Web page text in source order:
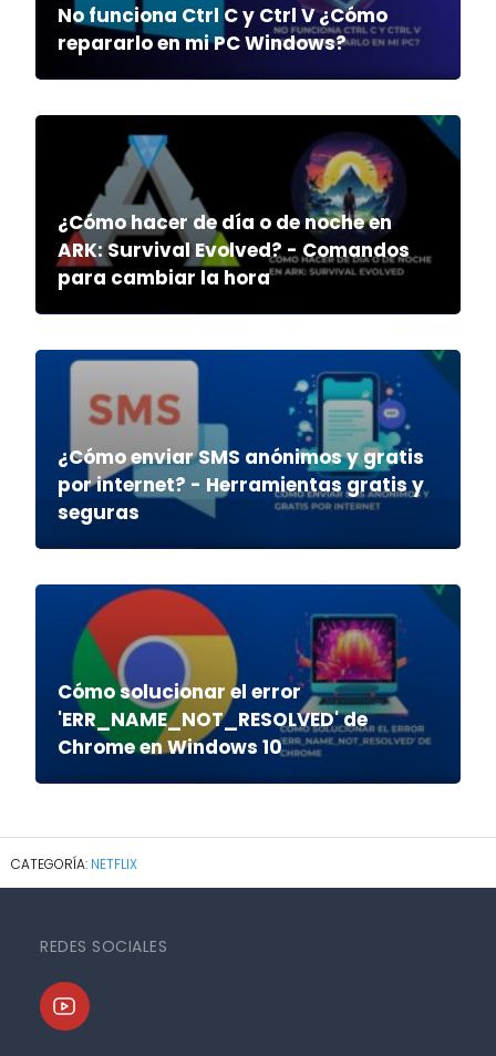
No funciona Ctrl C y Ctrl V ¿Cómo
repararlo en mi PC Windows?
¿Cómo hacer de día o de noche en
ARK: Survival Evolved? - Comandos
para cambiar la hora
¿Cómo enviar SMS anónimos y gratis
por internet? - Herramientas gratis y
seguras
Cómo solucionar el error
'ERR_NAME_NOT_RESOLVED' de
Chrome en Windows 10
NETFLIX
REDES SOCIALES